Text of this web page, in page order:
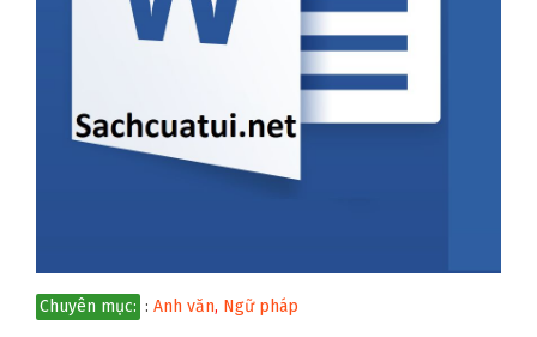
Chuyên mục: : Anh văn, Ngữ pháp